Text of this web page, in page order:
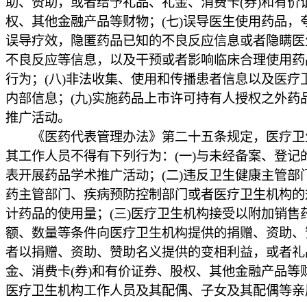
权、其他金融产品等财物；(七)误导医生使用药品，
误导疗效，隐匿药品已知的不良反应信息或者隐瞒
不良反应等信息，以及干预或者影响临床合理使用
行为；(八)非法收集、使用和传播患者信息以及医疗
内部信息；(九)实施药品上市许可持有人授权之外药
推广活动。
《医药代表管理办法》第二十五条规定，医疗卫
其工作人员不得有下列行为：(一)与未经备案、登记
表开展药品学术推广活动；(二)违反卫生健康主管部
药主管部门、疾病预防控制部门或者医疗卫生机构
计药品的使用量；(三)医疗卫生机构接受以附加销售
额、数量等条件向医疗卫生机构提供的捐赠、资助
者以捐赠、资助、赞助名义提供的变相利益，或者
金、消费卡(券)和有价证券、股权、其他金融产品等
医疗卫生机构工作人员及其配偶、子女及其配偶等